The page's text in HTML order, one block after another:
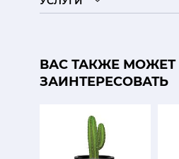
ВАС ТАКЖЕ МОЖЕТ
ЗАИНТЕРЕСОВАТЬ